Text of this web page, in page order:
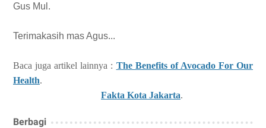
Gus Mul.
Terimakasih mas Agus...
Baca juga artikel lainnya : The Benefits of Avocado For Our
Health.
Fakta Kota Jakarta.
Berbagi